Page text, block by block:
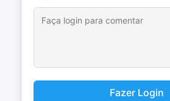
Fazer Login